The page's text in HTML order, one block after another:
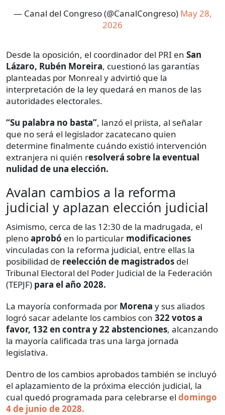
— Canal del Congreso (@CanalCongreso) May 28,
2026
Desde la oposición, el coordinador del PRI en San
Lázaro, Rubén Moreira, cuestionó las garantías
planteadas por Monreal y advirtió que la
interpretación de la ley quedará en manos de las
autoridades electorales.
“Su palabra no basta”, lanzó el priista, al señalar
que no será el legislador zacatecano quien
determine finalmente cuándo existió intervención
extranjera ni quién resolverá sobre la eventual
nulidad de una elección.
Avalan cambios a la reforma
judicial y aplazan elección judicial
Asimismo, cerca de las 12:30 de la madrugada, el
plenoaprobó en lo particular modificaciones
vinculadas con la reforma judicial, entre ellas la
posibilidad de reelección de magistrados del
Tribunal Electoral del Poder Judicial de la Federación
(TEPJF) para el año 2028.
La mayoría conformada por Morena y sus aliados
logró sacar adelante los cambios con 322 votos a
favor, 132 en contra y 22 abstenciones, alcanzando
la mayoría calificada tras una larga jornada
legislativa.
Dentro de los cambios aprobados también se incluyó
el aplazamiento de la próxima elección judicial, la
cual quedó programada para celebrarse el domingo
4 de junio de 2028.